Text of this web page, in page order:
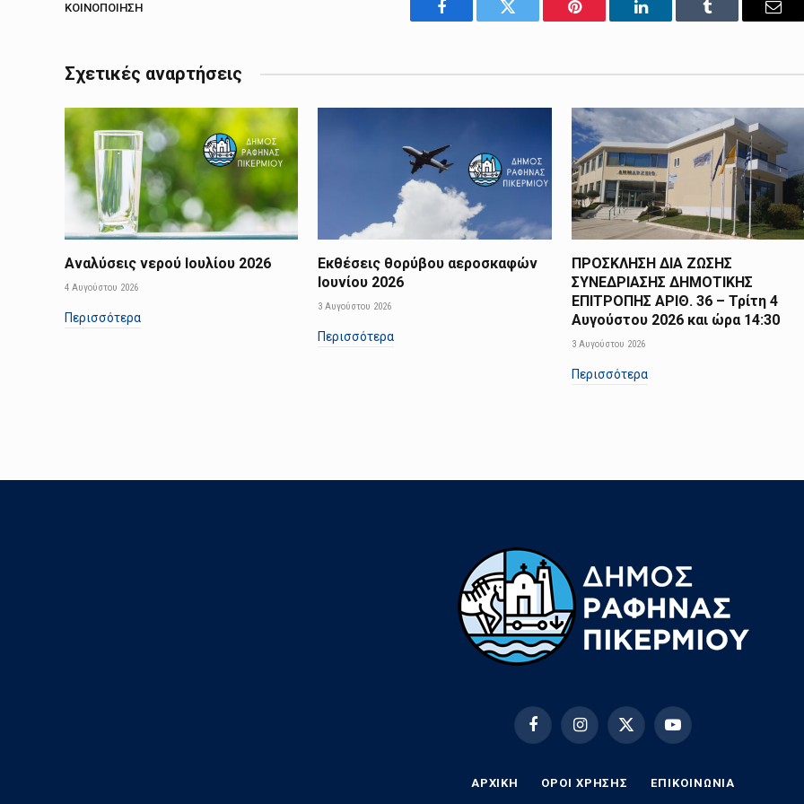
ΚΟΙΝΟΠΟΊΗΣΗ
Facebook Twitter Pinterest LinkedIn Tumblr
Σχετικές αναρτήσεις
Αναλύσεις νερού Ιουλίου 2026
4 Αυγούστου 2026
Περισσότερα
Εκθέσεις θορύβου αεροσκαφών
Ιουνίου 2026
3 Αυγούστου 2026
Περισσότερα
ΠΡΟΣΚΛΗΣΗ ΔΙΑ ΖΩΣΗΣ
ΣΥΝΕΔΡΙΑΣΗΣ ΔΗΜΟΤΙΚΗΣ
ΕΠΙΤΡΟΠΗΣ ΑΡΙΘ. 36 – Τρίτη 4
Αυγούστου 2026 και ώρα 14:30
3 Αυγούστου 2026
Περισσότερα
FacebookInstagramX
YouTube
ΑΡΧΙΚΗ ΟΡΟΙ ΧΡΗΣΗΣ EΠΙΚΟΙΝΩΝΊΑ